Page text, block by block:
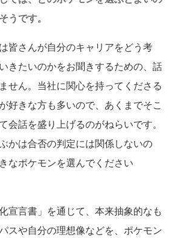
うです。
皆さんが自分のキャリアをどう考
きたいのかをお聞きするための、話
せん。当社に関心を持ってくださる
好きな方も多いので、あくまでそこ
会話を盛り上げるのがねらいです。
かは合否の判定には関係しないの
なポケモンを選んでください
宣言書」を通じて、本来抽象的なも
スや自分の理想像などを、ポケモン